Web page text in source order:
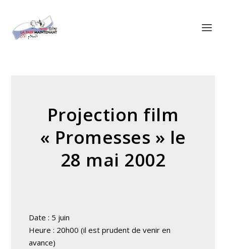
Projection film
« Promesses » le
28 mai 2002
Date : 5 juin
Heure : 20h00 (il est prudent de venir en
avance)